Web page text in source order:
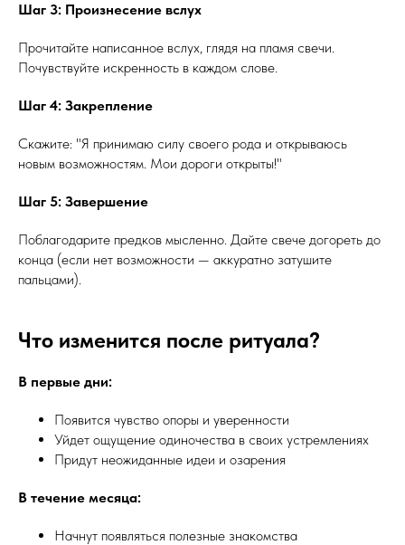
Шаг 3: Произнесение вслух
Прочитайте написанное вслух, глядя на пламя свечи.
Почувствуйте искренность в каждом слове.
Шаг 4: Закрепление
Скажите: "Я принимаю силу своего рода и открываюсь
новым возможностям. Мои дороги открыты!"
Шаг 5: Завершение
Поблагодарите предков мысленно. Дайте свече догореть до
конца (если нет возможности — аккуратно затушите
пальцами).
Что изменится после ритуала?
В первые дни:
Появится чувство опоры и уверенности
Уйдет ощущение одиночества в своих устремлениях
Придут неожиданные идеи и озарения
В течение месяца:
Начнут появляться полезные знакомства